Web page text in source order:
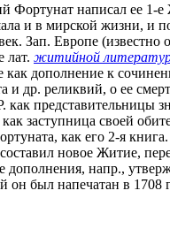
Фортунат написал ее
и в мирской жизни, и
Зап. Европе
лат. житийной
как дополнение к
и др. реликвий, о ее
как представительницы
заступница своей
как его 2-я
новое Житие,
напр.,
был напечатан в 1708